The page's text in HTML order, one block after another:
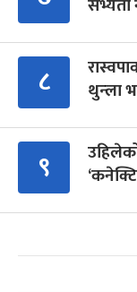
८
थुन्ला
९